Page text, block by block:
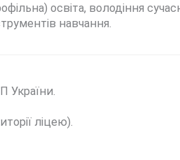
освіта, володіння
навчання.
України.
ліцею).